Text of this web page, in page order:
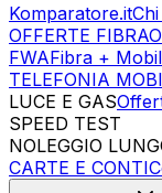
Komparatore.it
OFFERTE FIBRA
FWAFibra +
TELEFONIA
LUCE E GAS
SPEED TEST
NOLEGGIO
CARTE E CONTI